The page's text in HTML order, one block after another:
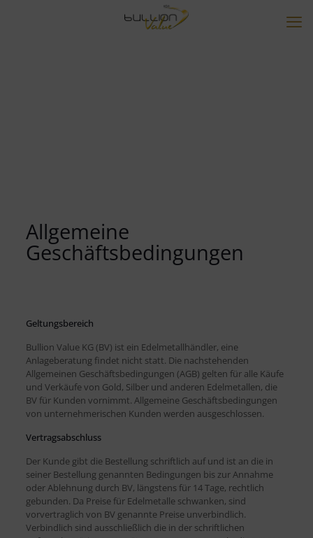
Allgemeine
Geschäftsbedingungen
Geltungsbereich
Bullion Value KG (BV) ist ein Edelmetallhändler, eine
Anlageberatung findet nicht statt. Die nachstehenden
Allgemeinen Geschäftsbedingungen (AGB) gelten für alle Käufe
und Verkäufe von Gold, Silber und anderen Edelmetallen, die
BV für Kunden vornimmt. Allgemeine Geschäftsbedingungen
von unternehmerischen Kunden werden ausgeschlossen.
Vertragsabschluss
Der Kunde gibt die Bestellung schriftlich auf und ist an die in
seiner Bestellung genannten Bedingungen bis zur Annahme
oder Ablehnung durch BV, längstens für 14 Tage, rechtlich
gebunden. Da Preise für Edelmetalle schwanken, sind
vorvertraglich von BV genannte Preise unverbindlich.
Verbindlich sind ausschließlich die in der schriftlichen